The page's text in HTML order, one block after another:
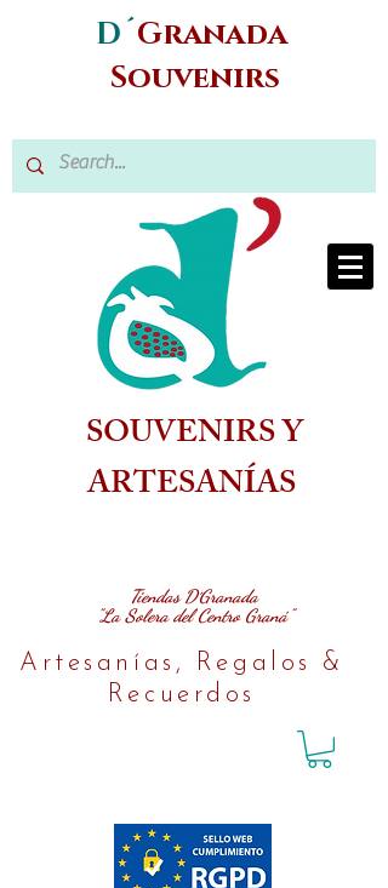
D´Granada
Souvenirs
SOUVENIRS Y
ARTESANÍAS
Tiendas D´Granada
"La Solera del Centro Graná"
Artesanías, Regalos &
Recuerdos